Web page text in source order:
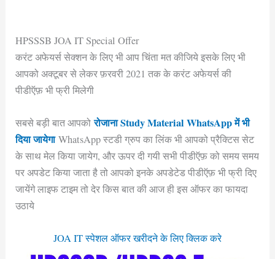
HPSSSB JOA IT Special Offer
करंट अफेयर्स सेक्शन के लिए भी आप चिंता मत कीजिये इसके लिए भी
आपको अक्टूबर से लेकर फ़रवरी 2021 तक के करंट अफेयर्स की
पीडीऍफ़ भी फ्री मिलेगी
सबसे बड़ी बात आपकोरोजाना Study Material WhatsApp में भी
दिया जायेगाWhatsApp स्टडी ग्रुप का लिंक भी आपको प्रैक्टिस सेट
के साथ मेल किया जायेग, और ऊपर दी गयी सभी पीडीऍफ़ को समय समय
पर अपडेट किया जाता है तो आपको इनके अपडेटेड पीडीऍफ़ भी फ्री दिए
जायेंगे लाइफ टाइम तो देर किस बात की आज ही इस ऑफर का फायदा
उठाये
JOA IT स्पेशल ऑफर खरीदने के लिए क्लिक करे